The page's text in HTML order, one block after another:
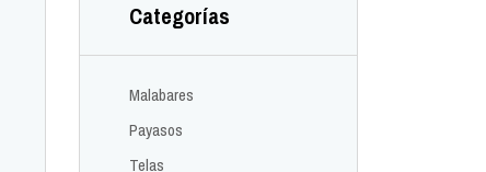
Categorías
Malabares
Payasos
Telas